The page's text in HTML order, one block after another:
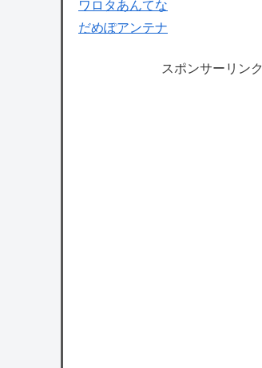
ワロタあんてな
だめぽアンテナ
スポンサーリンク